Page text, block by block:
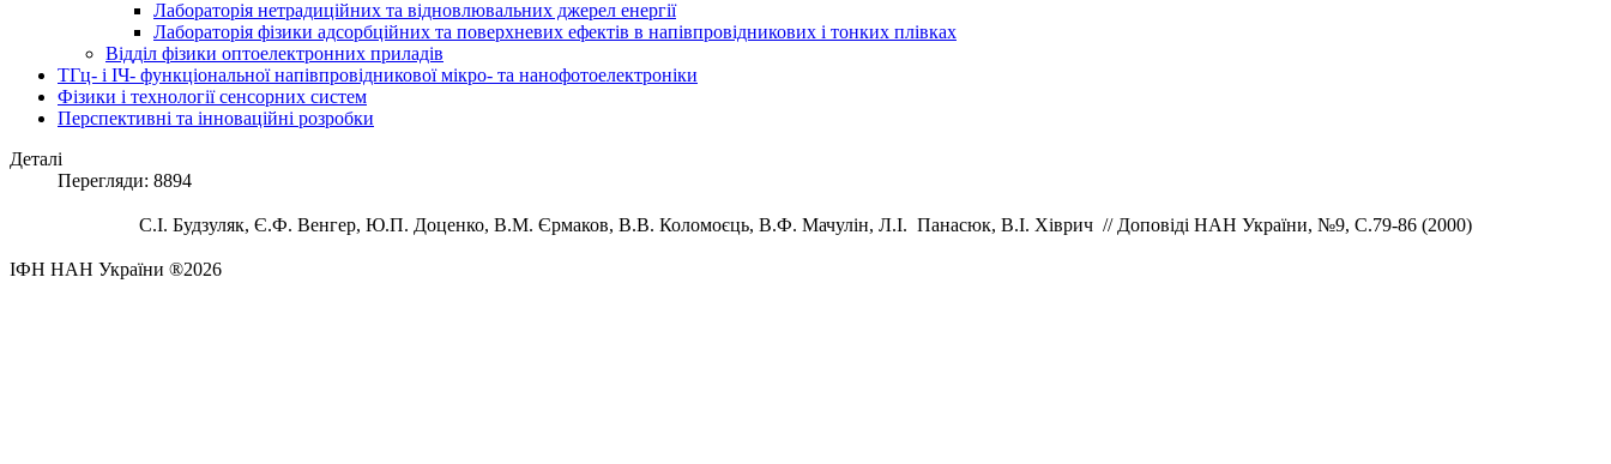
Лабораторія нетрадиційних та відновлювальних джерел енергії
Лабораторія фізики адсорбційних та поверхневих ефектів в напівпровідникових і тонких плівках
Відділ фізики оптоелектронних приладів
ТГц- і ІЧ- функціональної напівпровідникової мікро- та нанофотоелектроніки
Фізики і технології сенсорних систем
Перспективні та інноваційні розробки
Деталі
Перегляди: 8894
С.І. Будзуляк, Є.Ф. Венгер, Ю.П. Доценко, В.М. Єрмаков, В.В. Коломоєць, В.Ф. Мачулін, Л.І. Панасюк, В.І. Хіврич // Доповіді НАН України, №9, С.79-86 (2000)
ІФН НАН України ®2026